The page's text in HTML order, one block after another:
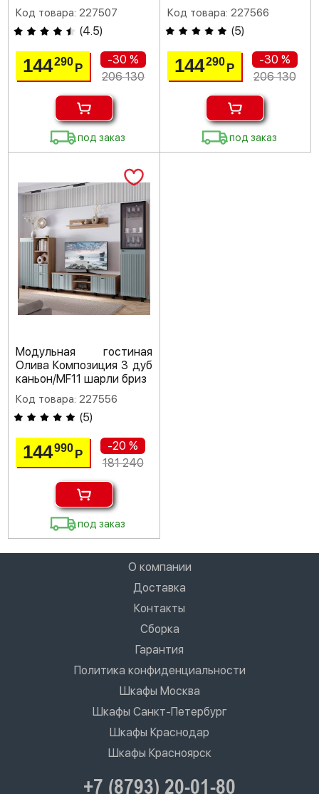
Код товара: 227507
(4.5)
144290Р
-30 %
206 130
под заказ
Код товара: 227566
(5)
144290 Р
-30 %
206 130
под заказ
Модульная гостиная
Олива Композиция 3 дуб
каньон/MF11 шарли бриз
Код товара: 227556
(5)
144990Р
-20 %
181 240
под заказ
О компании
Доставка
Контакты
Сборка
Гарантия
Политика конфиденциальности
Шкафы Москва
Шкафы Санкт-Петербург
Шкафы Краснодар
Шкафы Красноярск
+7 (8793) 20-01-80